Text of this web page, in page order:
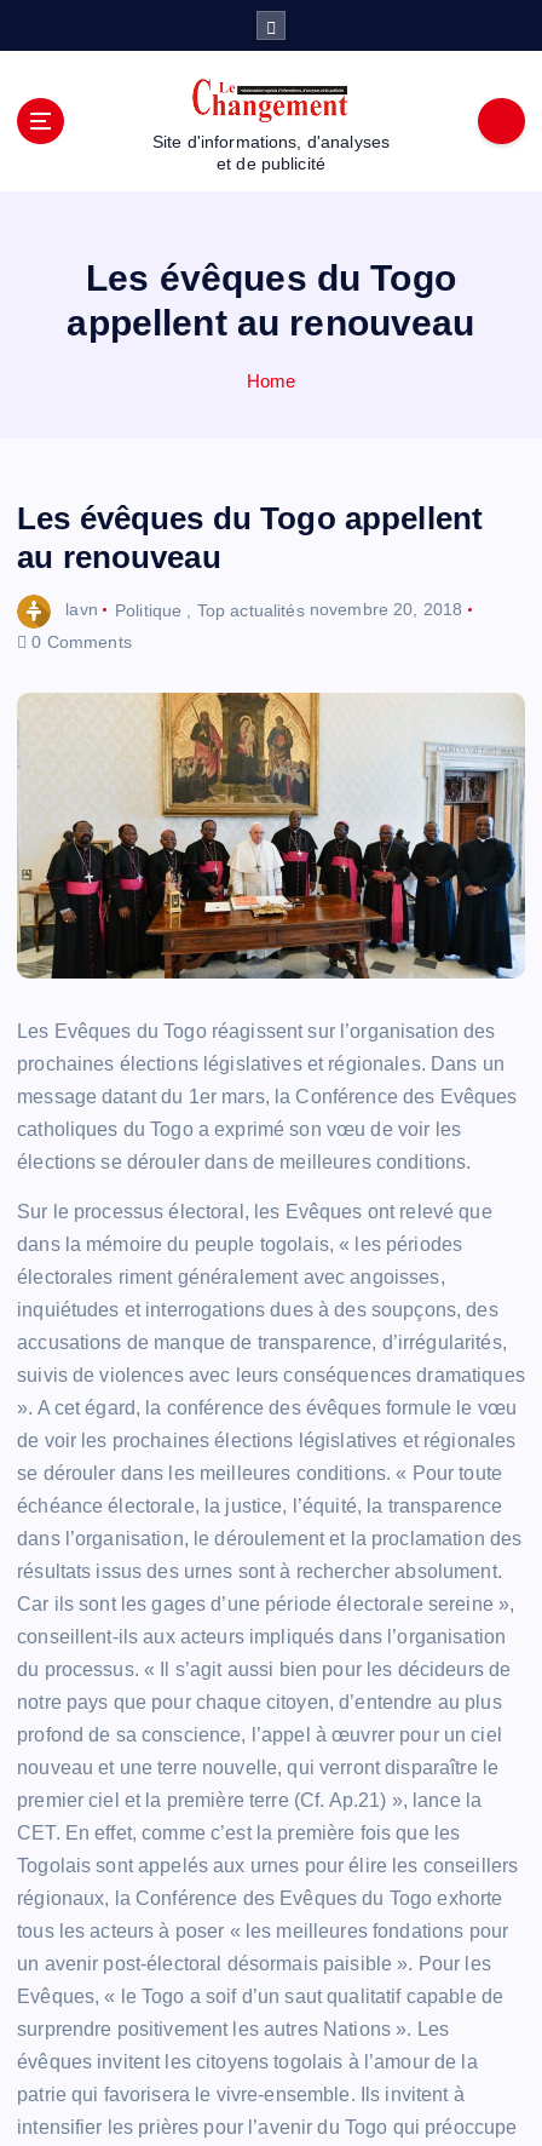
Site d'informations, d'analyses
et de publicité
Les évêques du Togo
appellent au renouveau
Home
Les évêques du Togo appellent
au renouveau
lavn Politique Top actualités novembre 20, 2018
0 Comments
Les Evêques du Togo réagissent sur l’organisation des
prochaines élections législatives et régionales. Dans un
message datant du 1er mars, la Conférence des Evêques
catholiques du Togo a exprimé son vœu de voir les
élections se dérouler dans de meilleures conditions.
Sur le processus électoral, les Evêques ont relevé que
dans la mémoire du peuple togolais, « les périodes
électorales riment généralement avec angoisses,
inquiétudes et interrogations dues à des soupçons, des
accusations de manque de transparence, d’irrégularités,
suivis de violences avec leurs conséquences dramatiques
». A cet égard, la conférence des évêques formule le vœu
de voir les prochaines élections législatives et régionales
se dérouler dans les meilleures conditions. « Pour toute
échéance électorale, la justice, l’équité, la transparence
dans l’organisation, le déroulement et la proclamation des
résultats issus des urnes sont à rechercher absolument.
Car ils sont les gages d’une période électorale sereine »,
conseillent-ils aux acteurs impliqués dans l’organisation
du processus. « Il s’agit aussi bien pour les décideurs de
notre pays que pour chaque citoyen, d’entendre au plus
profond de sa conscience, l’appel à œuvrer pour un ciel
nouveau et une terre nouvelle, qui verront disparaître le
premier ciel et la première terre (Cf. Ap.21) », lance la
CET. En effet, comme c’est la première fois que les
Togolais sont appelés aux urnes pour élire les conseillers
régionaux, la Conférence des Evêques du Togo exhorte
tous les acteurs à poser « les meilleures fondations pour
un avenir post-électoral désormais paisible ». Pour les
Evêques, « le Togo a soif d’un saut qualitatif capable de
surprendre positivement les autres Nations ». Les
évêques invitent les citoyens togolais à l’amour de la
patrie qui favorisera le vivre-ensemble. Ils invitent à
intensifier les prières pour l’avenir du Togo qui préoccupe